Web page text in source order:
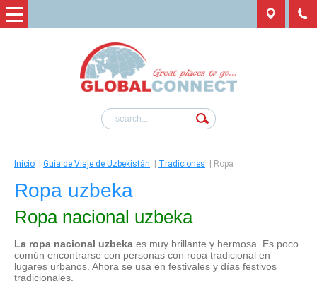
Inicio Guía de Viaje de Uzbekistán Tradiciones Ropa
Ropa uzbeka
Ropa nacional uzbeka
La ropa nacional uzbeka es muy brillante y hermosa. Es poco
común encontrarse con personas con ropa tradicional en
lugares urbanos. Ahora se usa en festivales y días festivos
tradicionales.